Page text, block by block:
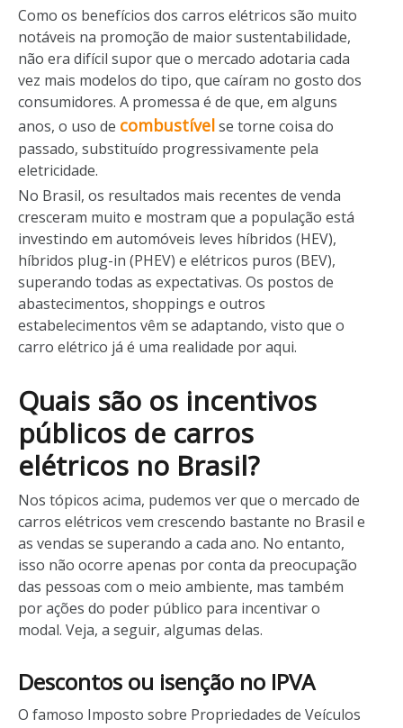
Como os benefícios dos carros elétricos são muito
notáveis na promoção de maior sustentabilidade,
não era difícil supor que o mercado adotaria cada
vez mais modelos do tipo, que caíram no gosto dos
consumidores. A promessa é de que, em alguns
anos, o uso de combustívelse torne coisa do
passado, substituído progressivamente pela
eletricidade.
No Brasil, os resultados mais recentes de venda
cresceram muito e mostram que a população está
investindo em automóveis leves híbridos (HEV),
híbridos plug-in (PHEV) e elétricos puros (BEV),
superando todas as expectativas. Os postos de
abastecimentos, shoppings e outros
estabelecimentos vêm se adaptando, visto que o
carro elétrico já é uma realidade por aqui.
Quais são os incentivos
públicos de carros
elétricos no Brasil?
Nos tópicos acima, pudemos ver que o mercado de
carros elétricos vem crescendo bastante no Brasil e
as vendas se superando a cada ano. No entanto,
isso não ocorre apenas por conta da preocupação
das pessoas com o meio ambiente, mas também
por ações do poder público para incentivar o
modal. Veja, a seguir, algumas delas.
Descontos ou isenção no IPVA
O famoso Imposto sobre Propriedades de Veículos